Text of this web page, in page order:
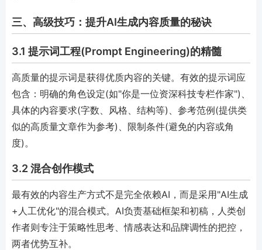
三、高级技巧：提升AI生成内容质量的秘诀
3.1 提示词工程(Prompt Engineering)的精髓
高质量的提示词是获得优质内容的关键。有效的提示词应
包含：明确的角色设定(如"你是一位资深科技专栏作家")、
具体的内容要求(字数、风格、结构等)、参考范例(提供类
似的高质量文章作为参考)、限制条件(避免的内容或角
度)。
3.2 混合创作模式
最有效的内容生产方式不是完全依赖AI，而是采用"AI生成
+人工优化"的混合模式。AI负责基础框架和初稿，人类创
作者则专注于策略性思考、情感表达和品牌调性的把控，
两者优势互补。